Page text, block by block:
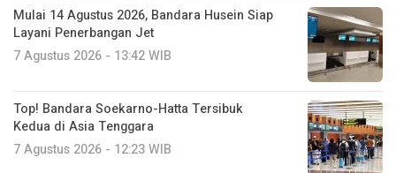
Mulai 14 Agustus 2026, Bandara Husein Siap
Layani Penerbangan Jet
7 Agustus 2026 - 13:42 WIB
Top! Bandara Soekarno-Hatta Tersibuk
Kedua di Asia Tenggara
7 Agustus 2026 - 12:23 WIB